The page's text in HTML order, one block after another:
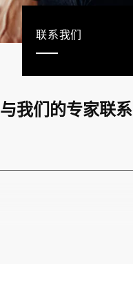
联系我们
我们的专家联系